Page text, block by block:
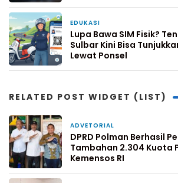
EDUKASI
Lupa Bawa SIM Fisik?
Sulbar Kini Bisa
Lewat Ponsel
RELATED POST WIDGET (LIST)
ADVETORIAL
DPRD Polman Berhasil
Tambahan 2.304 Kuota
Kemensos RI